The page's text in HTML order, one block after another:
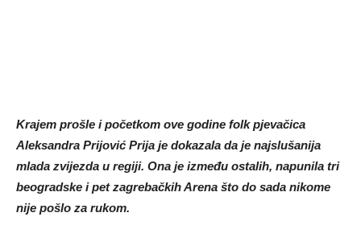
Krajem prošle i početkom ove godine folk pjevačica
Aleksandra Prijović Prija je dokazala da je najslušanija
mlada zvijezda u regiji. Ona je između ostalih, napunila tri
beogradske i pet zagrebačkih Arena što do sada nikome
nije pošlo za rukom.